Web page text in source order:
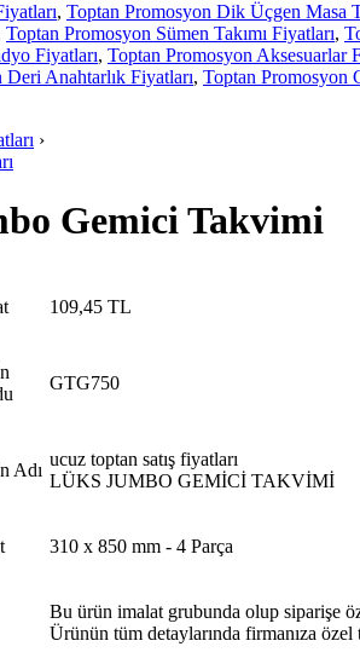
, Toptan Promosyon Dik Üçgen Masa
Toptan Promosyon Sümen Takımı Fiyatları,
Fiyatları, Toptan Promosyon Aksesuarlar
Anahtarlık Fiyatları, Toptan Promosyon
›
Gemici Takvimi
109,45 TL
GTG750
Adı
ucuz toptan satış fiyatları
LÜKS JUMBO GEMİCİ TAKVİMİ
310 x 850 mm - 4 Parça
Bu ürün imalat grubunda olup siparişe
Ürünün tüm detaylarında firmanıza özel